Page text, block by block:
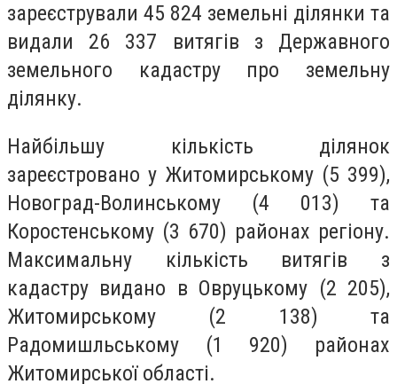
зареєстрували 45 824 земельні ділянки та
видали 26 337 витягів з Державного
земельного кадастру про земельну
ділянку.
Найбільшу кількість ділянок
зареєстровано у Житомирському (5 399),
Новоград-Волинському (4 013) та
Коростенському (3 670) районах регіону.
Максимальну кількість витягів з
кадастру видано в Овруцькому (2 205),
Житомирському (2 138) та
Радомишльському (1 920) районах
Житомирської області.